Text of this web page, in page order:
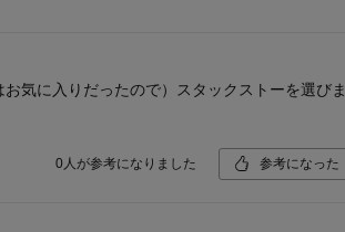
気に入りだったので）スタックストーを選びま
0 人が参考になりました 参考になった